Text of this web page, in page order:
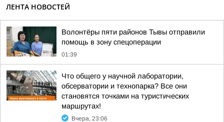
ЛЕНТА НОВОСТЕЙ
Волонтёры пяти районов Тывы отправили
помощь в зону спецоперации
01:39
Что общего у научной лаборатории,
обсерватории и технопарка? Все они
становятся точками на туристических
маршрутах!
Вчера, 23:06